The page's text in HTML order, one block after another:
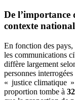
De l’importance
contexte national
En fonction des
les communications
diffère largement
personnes
« justice climatique »
proportion tombe à